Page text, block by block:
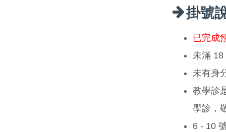
掛號
已完成
未滿 18
未有身
教學診
學診，
6 - 10